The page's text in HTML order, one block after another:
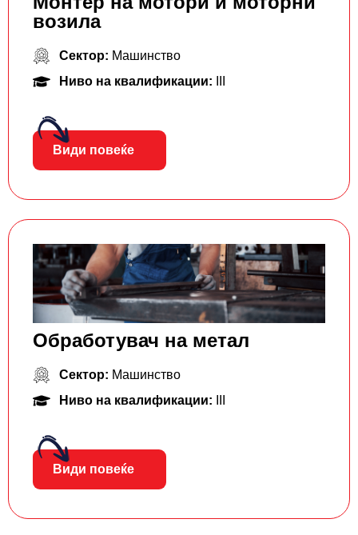
возила
Сектор: Машинство
Ниво на квалификации:
Види повеќе
Обработувач на метал
Сектор: Машинство
Ниво на квалификации:
Види повеќе